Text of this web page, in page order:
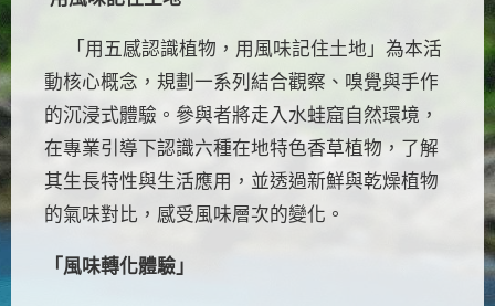
「用五感認識植物，用風味記住土地」為本活
動核心概念，規劃一系列結合觀察、嗅覺與手作
的沉浸式體驗。參與者將走入水蛙窟自然環境，
在專業引導下認識六種在地特色香草植物，了解
其生長特性與生活應用，並透過新鮮與乾燥植物
的氣味對比，感受風味層次的變化。
「風味轉化體驗」